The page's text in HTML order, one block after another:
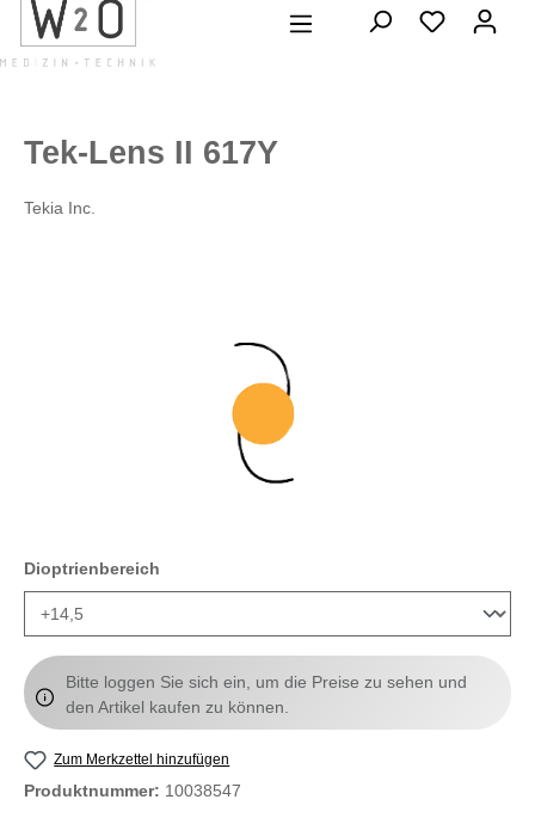
springen
Tek-Lens II 617Y
Tekia Inc.
Dioptrienbereich
Bitte loggen Sie sich ein, um die Preise zu sehen und
den Artikel kaufen zu können.
Zum Merkzettel hinzufügen
Produktnummer: 10038547